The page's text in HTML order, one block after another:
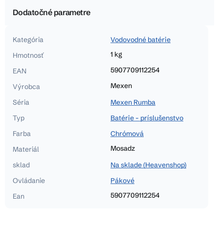
Dodatočné parametre
Kategória
Vodovodné batérie
Hmotnosť
1 kg
EAN
5907709112254
Výrobca
Mexen
Séria
Mexen Rumba
Typ
Batérie - príslušenstvo
Farba
Chrómová
Materiál
Mosadz
sklad
Na sklade (Heavenshop)
Ovládanie
Pákové
Ean
5907709112254